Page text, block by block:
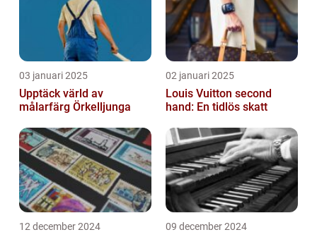
03 januari 2025
Upptäck värld av
målarfärg Örkelljunga
02 januari 2025
Louis Vuitton second
hand: En tidlös skatt
12 december 2024 09 december 2024